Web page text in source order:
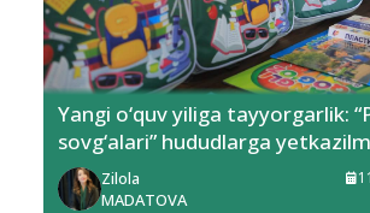
Yangi o‘quv yiliga tayyorgarlik:
sovg‘alari” hududlarga
Zilola
MADATOVA